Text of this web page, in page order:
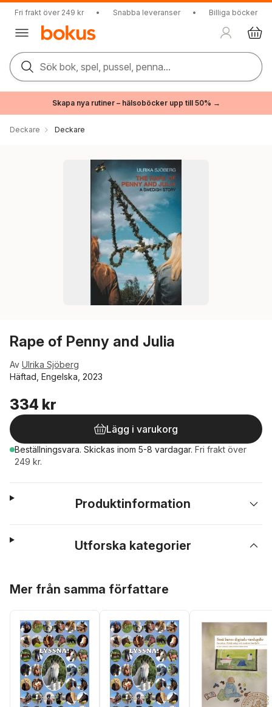
Fri frakt över 249 kr • Snabba leveranser • Billiga böcker
Sök bok, spel, pussel, penna...
Skapa nya rutiner – hälsoböcker upp till 50% →
Deckare Deckare
Rape of Penny and Julia
Av Ulrika Sjöberg
Häftad, Engelska, 2023
334 kr
Lägg i varukorg
Beställningsvara. Skickas inom 5-8 vardagar. Fri frakt över
249 kr.
Produktinformation
Utforska kategorier
Mer från samma författare